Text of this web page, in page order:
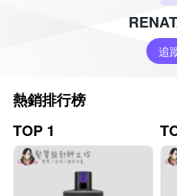
追
熱銷排行榜
TOP 1